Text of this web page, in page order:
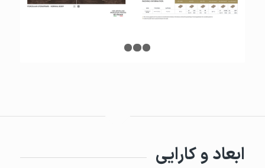
ابعاد و کارایی